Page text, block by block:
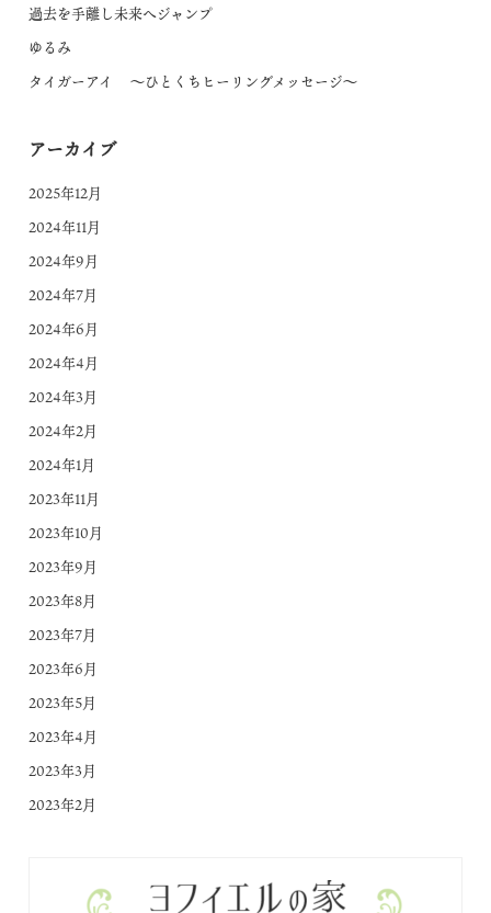
過去を手離し未来へジャンプ
ゆるみ
タイガーアイ ～ひとくちヒーリングメッセージ～
アーカイブ
2025年12月
2024年11月
2024年9月
2024年7月
2024年6月
2024年4月
2024年3月
2024年2月
2024年1月
2023年11月
2023年10月
2023年9月
2023年8月
2023年7月
2023年6月
2023年5月
2023年4月
2023年3月
2023年2月